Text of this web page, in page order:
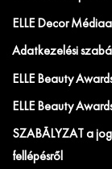
ELLE Decor
Adatkezelési
ELLE Beauty
ELLE Beauty
SZABÁLYZAT a
fellépésről